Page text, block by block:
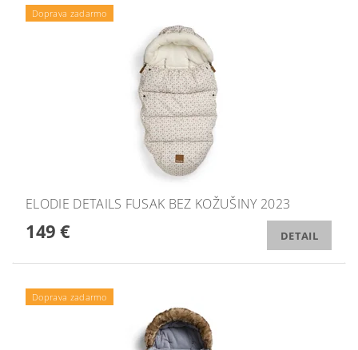
Doprava zadarmo
ELODIE DETAILS FUSAK BEZ KOŽUŠINY 2023
149 € DETAIL
Doprava zadarmo